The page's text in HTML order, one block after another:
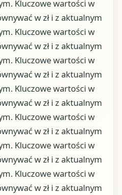
Kluczowe wartości w
w zł i z aktualnym
Kluczowe wartości w
w zł i z aktualnym
Kluczowe wartości w
w zł i z aktualnym
Kluczowe wartości w
w zł i z aktualnym
Kluczowe wartości w
w zł i z aktualnym
Kluczowe wartości w
w zł i z aktualnym
Kluczowe wartości w
w zł i z aktualnym